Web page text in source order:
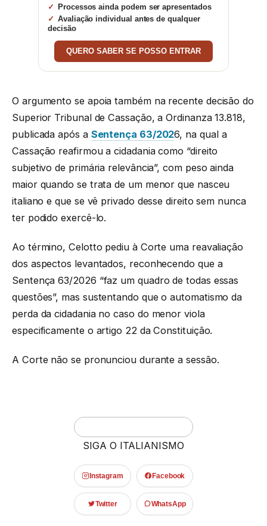
Processos ainda podem ser apresentados
Avaliação individual antes de qualquer
decisão
QUERO SABER SE POSSO ENTRAR
O argumento se apoia também na recente decisão do
Superior Tribunal de Cassação, a Ordinanza 13.818,
publicada após a Sentença 63/2026, na qual a
Cassação reafirmou a cidadania como “direito
subjetivo de primária relevância”, com peso ainda
maior quando se trata de um menor que nasceu
italiano e que se vê privado desse direito sem nunca
ter podido exercê-lo.
Ao término, Celotto pediu à Corte uma reavaliação
dos aspectos levantados, reconhecendo que a
Sentença 63/2026 “faz um quadro de todas essas
questões”, mas sustentando que o automatismo da
perda da cidadania no caso do menor viola
especificamente o artigo 22 da Constituição.
A Corte não se pronunciou durante a sessão.
SIGA O ITALIANISMO
Instagram Facebook
Twitter WhatsApp